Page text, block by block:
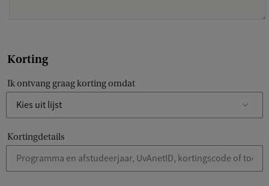
Korting
Ik ontvang graag korting omdat
Kortingdetails